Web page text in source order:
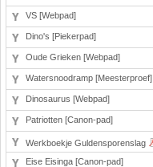
VS [Webpad]
Dino's [Piekerpad]
Oude Grieken [Webpad]
Watersnoodramp [Meesterproef]
Dinosaurus [Webpad]
Patriotten [Canon-pad]
Werkboekje Guldensporenslag
Eise Eisinga [Canon-pad]